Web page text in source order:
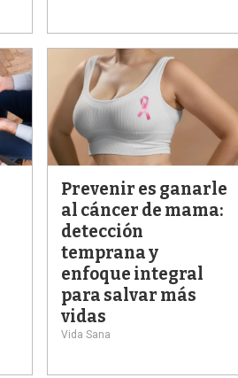
Prevenir es ganarle
al cáncer de mama:
detección
temprana y
enfoque integral
para salvar más
vidas
Vida Sana